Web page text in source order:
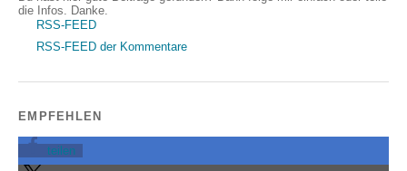
die Infos. Danke.
RSS-FEED
RSS-FEED der Kommentare
EMPFEHLEN
teilen